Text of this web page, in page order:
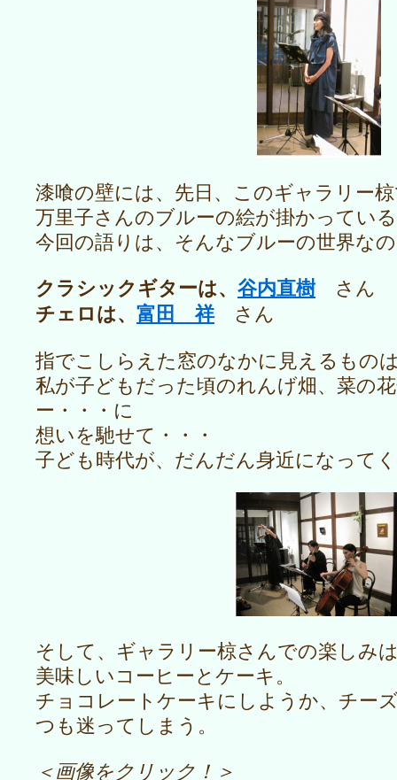
漆喰の壁には、先日、このギャラリー
万里子さんのブルーの絵が掛かってい
今回の語りは、そんなブルーの世界な
クラシックギターは、 谷内直樹さん
チェロは、 富田 祥さん
指でこしらえた窓のなかに見えるもの
私が子どもだった頃のれんげ畑、菜の
ー・・・に
想いを馳せて・・・
子ども時代が、だんだん身近になって
そして、ギャラリー椋さんでの楽しみ
美味しいコーヒーとケーキ。
チョコレートケーキにしようか、チー
つも迷ってしまう。
＜画像をクリック！＞